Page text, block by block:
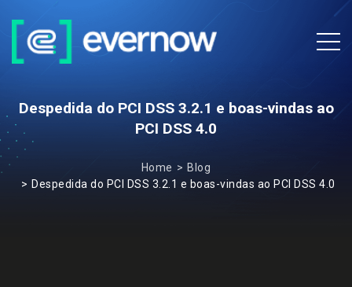
Despedida do PCI DSS 3.2.1 e boas-vindas ao
PCI DSS 4.0
Home
Blog
Despedida do PCI DSS 3.2.1 e boas-vindas ao PCI DSS 4.0